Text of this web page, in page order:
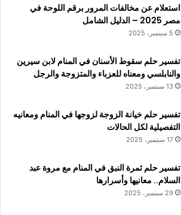
استعلام عن مخالفات المرور برقم اللوحة في
مصر 2025 – الدليل الشامل
5 سبتمبر، 2025
تفسير حلم سقوط الأسنان في المنام لابن سيرين
والنابلسي ومعناه للعزباء والمتزوجة والرجل
13 سبتمبر، 2025
تفسير حلم خيانة الزوجة لزوجها في المنام ومعانيه
التفصيلية لكل الحالات
17 سبتمبر، 2025
تفسير حلم ثمرة النبق في المنام مع مروة عبد
السلام.. معانيها وأسرارها
29 سبتمبر، 2025